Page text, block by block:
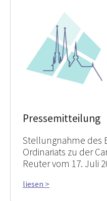
Pressemitteilung
Stellungnahme des
Ordinariats zu der
Reuter vom 17. Juli
liesen >